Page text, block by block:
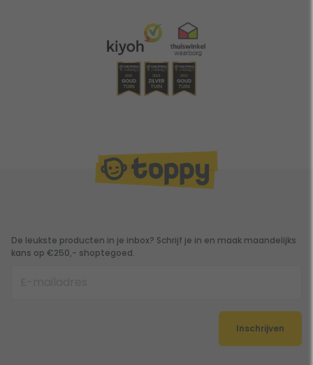
De leukste producten in je inbox? Schrijf je in en maak maandelijks
kans op €250,- shoptegoed.
Inschrijven